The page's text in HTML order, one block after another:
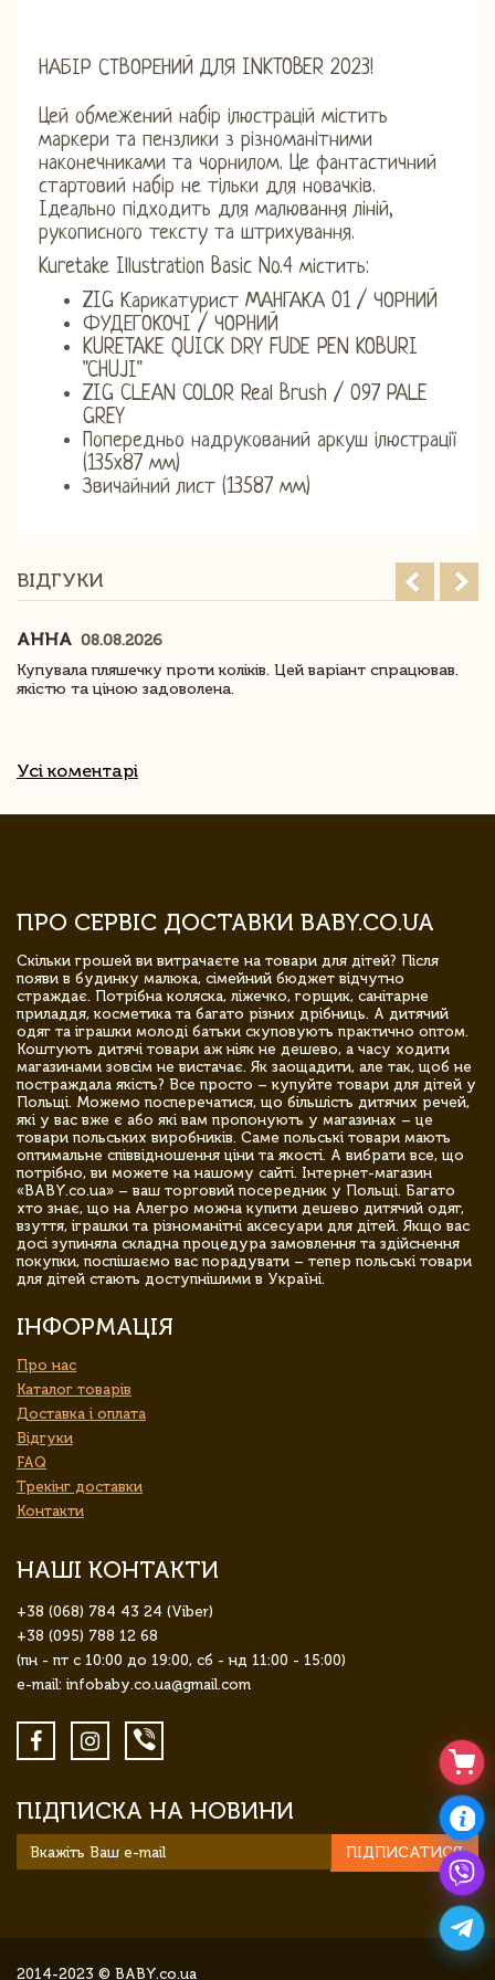
НАБІР СТВОРЕНИЙ ДЛЯ INKTOBER 2023!
Цей обмежений набір ілюстрацій містить
маркери та пензлики з різноманітними
наконечниками та чорнилом. Це фантастичний
стартовий набір не тільки для новачків.
Ідеально підходить для малювання ліній,
рукописного тексту та штрихування.
Kuretake Illustration Basic No.4 містить:
ZIG Карикатурист МАНГАКА 01 / ЧОРНИЙ
ФУДЕГОКОЧІ / ЧОРНИЙ
KURETAKE QUICK DRY FUDE PEN KOBURI
"CHUJI"
ZIG CLEAN COLOR Real Brush / 097 PALE
GREY
Попередньо надрукований аркуш ілюстрації
(135x87 мм)
Звичайний лист (13587 мм)
ВІДГУКИ
АННА 08.08.2026
Купувала пляшечку проти коліків. Цей варіант спрацював.
якістю та ціною задоволена.
Усі коментарі
ПРО СЕРВІС ДОСТАВКИ BABY.CO.UA
Скільки грошей ви витрачаєте на товари для дітей? Після
появи в будинку малюка, сімейний бюджет відчутно
страждає. Потрібна коляска, ліжечко, горщик, санітарне
приладдя, косметика та багато різних дрібниць. А дитячий
одяг та іграшки молоді батьки скуповують практично оптом.
Коштують дитячі товари аж ніяк не дешево, а часу ходити
магазинами зовсім не вистачає. Як заощадити, але так, щоб не
постраждала якість? Все просто – купуйте товари для дітей у
Польщі. Можемо посперечатися, що більшість дитячих речей,
які у вас вже є або які вам пропонують у магазинах – це
товари польських виробників. Саме польські товари мають
оптимальне співвідношення ціни та якості. А вибрати все, що
потрібно, ви можете на нашому сайті. Інтернет-магазин
«BABY.co.ua» – ваш торговий посередник у Польщі. Багато
хто знає, що на Алегро можна купити дешево дитячий одяг,
взуття, іграшки та різноманітні аксесуари для дітей. Якщо вас
досі зупиняла складна процедура замовлення та здійснення
покупки, поспішаємо вас порадувати – тепер польські товари
для дітей стають доступнішими в Україні.
ІНФОРМАЦІЯ
Про нас
Каталог товарів
Доставка і оплата
Відгуки
FAQ
Трекінг доставки
Контакти
НАШІ КОНТАКТИ
+38 (068) 784 43 24 (Viber)
+38 (095) 788 12 68
(пн - пт с 10:00 до 19:00, сб - нд 11:00 - 15:00)
e-mail: infobaby.co.ua@gmail.com
ПІДПИСКА НА НОВИНИ
ПІДПИСАТИСЯ
2014-2023 © BABY.co.ua